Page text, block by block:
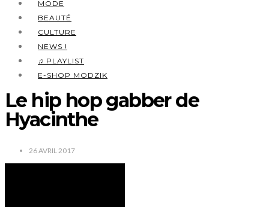
MODE
BEAUTÉ
CULTURE
NEWS !
♫ PLAYLIST
E-SHOP MODZIK
Le hip hop gabber de
Hyacinthe
26 AVRIL 2017